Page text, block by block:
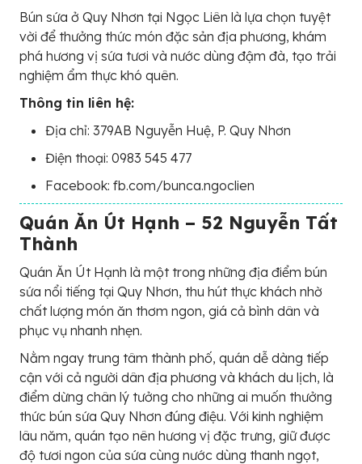
Bún sứa ở Quy Nhơn tại Ngọc Liên là lựa chọn tuyệt
vời để thưởng thức món đặc sản địa phương, khám
phá hương vị sứa tươi và nước dùng đậm đà, tạo trải
nghiệm ẩm thực khó quên.
Thông tin liên hệ:
Địa chỉ: 379AB Nguyễn Huệ, P. Quy Nhơn
Điện thoại: 0983 545 477
Facebook: fb.com/bunca.ngoclien
Quán Ăn Út Hạnh – 52 Nguyễn Tất
Thành
Quán Ăn Út Hạnh là một trong những địa điểm bún
sứa nổi tiếng tại Quy Nhơn, thu hút thực khách nhờ
chất lượng món ăn thơm ngon, giá cả bình dân và
phục vụ nhanh nhẹn.
Nằm ngay trung tâm thành phố, quán dễ dàng tiếp
cận với cả người dân địa phương và khách du lịch, là
điểm dừng chân lý tưởng cho những ai muốn thưởng
thức bún sứa Quy Nhơn đúng điệu. Với kinh nghiệm
lâu năm, quán tạo nên hương vị đặc trưng, giữ được
độ tươi ngon của sứa cùng nước dùng thanh ngọt,